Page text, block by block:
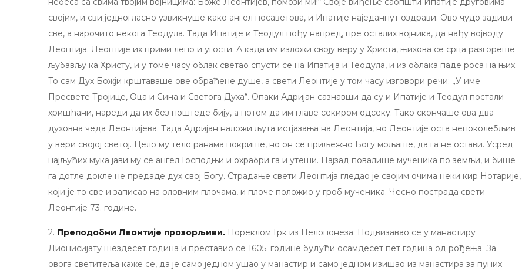
својим, и сви једногласно узвикнуше како ангел посаветова, и Ипатије наједанпут оздрави. Ово чудо задиви
све, а нарочито некога Теодула. Тада Ипатије и Теодул пођу напред, пре осталих војника, да нађу војводу
Леонтија. Леонтије их прими лепо и угости. А када им изложи своју веру у Христа, њихова се срца разгореше
љубављу ка Христу, и у томе часу облак светао спусти се на Ипатија и Теодула, и из облака паде роса на њих.
То сам Дух Божји крштаваше ове обраћене душе, а свети Леонтије у том часу изговори речи: „У име
Пресвете Тројице, Оца и Сина и Светога Духа“. Опаки Адријан сазнавши да су и Ипатије и Теодул постали
хришћани, нареди да их без поштеде бију, а потом да им главе секиром одсеку. Тако скончаше ова два
духовна чеда Леонтијева. Тада Адријан наложи љута истјазања на Леонтија, но Леонтије оста непоколебљив
у вери својој светој. Цело му тело ранама покрише, но он се приљежно Богу мољаше, да га не остави. Усред
најљућих мука јави му се ангел Господњи и охрабри га и утеши. Најзад повалише мученика по земљи, и бише
га дотле докле не предаде дух свој Богу. Страдање свети Леонтија гледао је својим очима неки кир Нотарије,
који је то све и записао на оловним плочама, и плоче положио у гроб мученика. Чесно пострада свети
Леонтије 73. године.
2. Преподобни Леонтије прозорљиви. Пореклом Грк из Пелопонеза. Подвизавао се у манастиру
Дионисијату шездесет година и преставио се 1605. године будући осамдесет пет година од рођења. За
овога светитеља каже се, да је само једном ушао у манастир и само једном изишао из манастира за пуних